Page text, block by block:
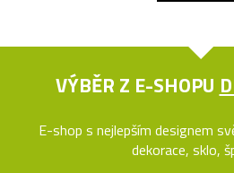
VÝBĚR Z E-SHOPU
E-shop s nejlepším designem
dekorace, sklo,